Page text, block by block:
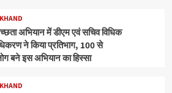
अभियान में डीएम एवं सचिव विधिक
ने किया प्रतिभाग, 100 से
बने इस अभियान का हिस्सा